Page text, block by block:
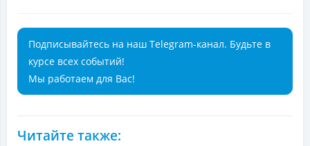
Подписывайтесь на наш Telegram-канал. Будьте в
курсе всех событий!
Мы работаем для Вас!
Читайте также: